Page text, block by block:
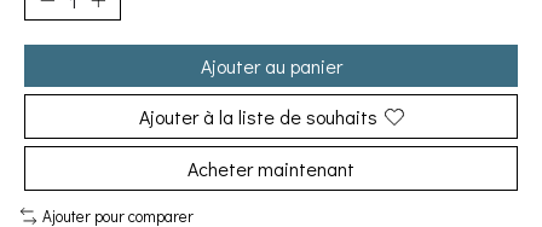
Ajouter au panier
Ajouter à la liste de souhaits
Acheter maintenant
Ajouter pour comparer